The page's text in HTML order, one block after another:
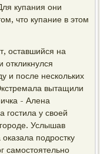
купания они
что купание в этом
оставшийся на
и после нескольких
вытащили
- Алена
гостила у своей
Услышав
подростку
самостоятельно